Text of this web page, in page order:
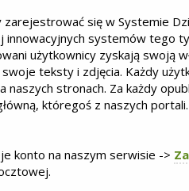
zarejestrować się w Systemie
innowacyjnych systemów tego
użytkownicy zyskają swoją
teksty i zdjęcia. Każdy
naszych stronach. Za każdy
któregoś z naszych
konto na naszym serwisie ->